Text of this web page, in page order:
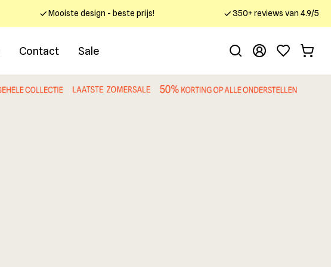
Mooiste design - beste prijs! 350+ reviews van 4.9/5
Contact Sale